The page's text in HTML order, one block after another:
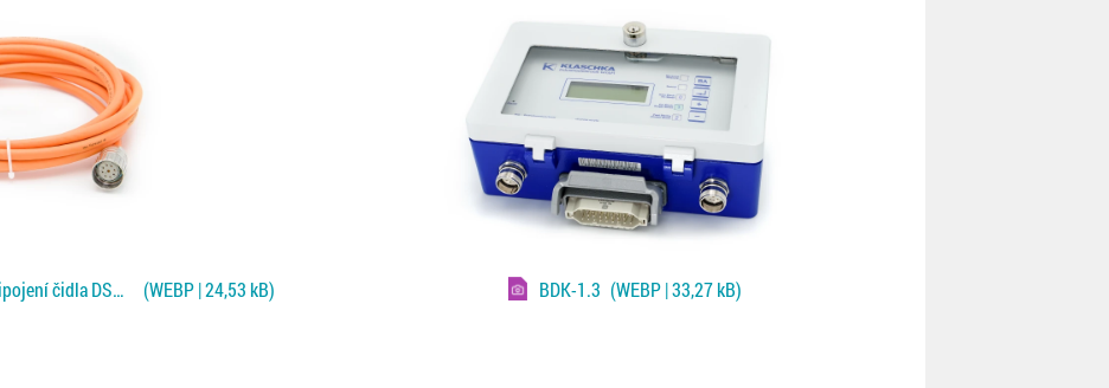
Kabel VLG9-2+4PS-5-1 pro připojení čidla DSPW a monitoru (WEBP | 24,53 kB) BDK-1.3 (WEBP | 33,27 kB)